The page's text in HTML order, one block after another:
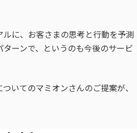
に、お客さまの思考と行動を予測
ーンで、というのも今後のサービ
いてのマミオンさんのご提案が、